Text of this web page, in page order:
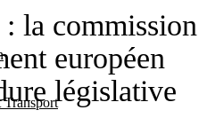
Transport
la commission
européen
législative